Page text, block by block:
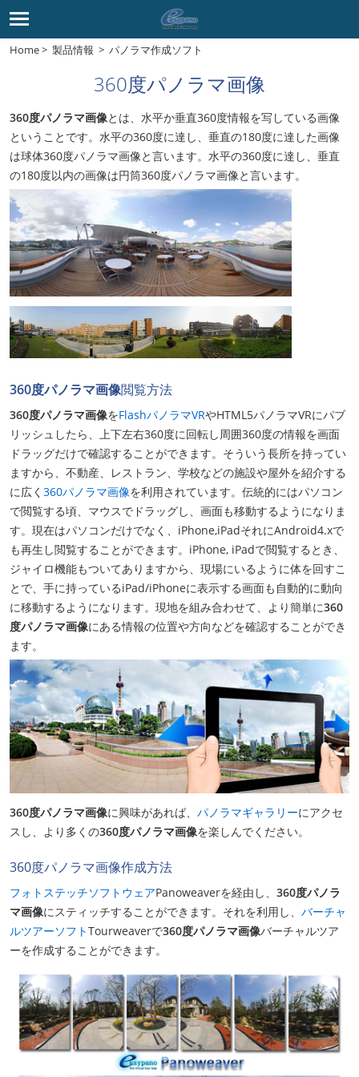
Home> 製品情報 > パノラマ作成ソフト
360度パノラマ画像
360度パノラマ画像とは、水平か垂直360度情報を写している画像
ということです。水平の360度に達し、垂直の180度に達した画像
は球体360度パノラマ画像と言います。水平の360度に達し、垂直
の180度以内の画像は円筒360度パノラマ画像と言います。
360度パノラマ画像閲覧方法
360度パノラマ画像をFlashパノラマVRやHTML5パノラマVRにパブ
リッシュしたら、上下左右360度に回転し周囲360度の情報を画面
ドラッグだけで確認することができます。そういう長所を持ってい
ますから、不動産、レストラン、学校などの施設や屋外を紹介する
に広く 360パノラマ画像を利用されています。伝統的にはパソコン
で閲覧する頃、マウスでドラッグし、画面も移動するようになりま
す。現在はパソコンだけでなく、iPhone,iPadそれにAndroid4.xで
も再生し閲覧することができます。iPhone, iPadで閲覧するとき、
ジャイロ機能もついてありますから、現場にいるように体を回すこ
とで、手に持っているiPad/iPhoneに表示する画面も自動的に動向
に移動するようになります。現地を組み合わせて、より簡単に360
度パノラマ画像にある情報の位置や方向などを確認することができ
ます。
360度パノラマ画像に興味があれば、 パノラマギャラリーにアクセ
スし、より多くの360度パノラマ画像を楽しんでください。
360度パノラマ画像作成方法
フォトステッチソフトウェアPanoweaverを経由し、 360度パノラ
マ画像にスティッチすることができます。それを利用し、 バーチャ
ルツアーソフトTourweaverで360度パノラマ画像バーチャルツア
ーを作成することができます。